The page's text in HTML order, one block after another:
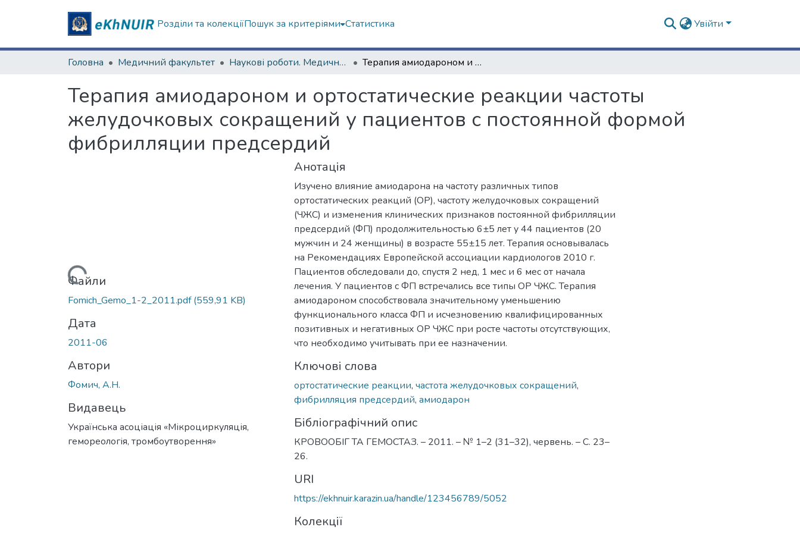
Розділи та колекціїПошук за критеріями Статистика Увійти
Головна Медичний факультет Наукові роботи. Медичний факультет Терапия амиодароном и ортостатические реакции частоты желудочковых сокращений у пациентов с постоянной формой фибрилляции предсердий
Терапия амиодароном и ортостатические реакции частоты
желудочковых сокращений у пациентов с постоянной формой
фибрилляции предсердий
Вантажиться...
Файли
Fomich_Gemo_1-2_2011.pdf(559,91 KB)
Дата
2011-06
Автори
Фомич, А.Н.
Видавець
Українська асоціація «Мікроциркуляція,
гемореологія, тромбоутворення»
Анотація
Изучено влияние амиодарона на частоту различных типов
ортостатических реакций (ОР), частоту желудочковых сокращений
(ЧЖС) и изменения клинических признаков постоянной фибрилляции
предсердий (ФП) продолжительностью 6±5 лет у 44 пациентов (20
мужчин и 24 женщины) в возрасте 55±15 лет. Терапия основывалась
на Рекомендациях Европейской ассоциации кардиологов 2010 г.
Пациентов обследовали до, спустя 2 нед, 1 мес и 6 мес от начала
лечения. У пациентов с ФП встречались все типы ОР ЧЖС. Терапия
амиодароном способствовала значительному уменьшению
функционального класса ФП и исчезновению квалифицированных
позитивных и негативных ОР ЧЖС при росте частоты отсутствующих,
что необходимо учитывать при ее назначении.
Ключові слова
ортостатические реакции, частота желудочковых сокращений,
фибрилляция предсердий, амиодарон
Бібліографічний опис
КРОВООБІГ ТА ГЕМОСТАЗ. – 2011. – № 1–2 (31–32), червень. – С. 23–
26.
URI
https://ekhnuir.karazin.ua/handle/123456789/5052
Колекції